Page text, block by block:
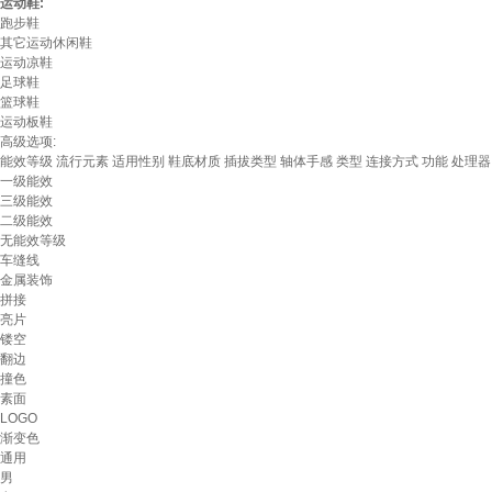
运动鞋:
跑步鞋
其它运动休闲鞋
运动凉鞋
足球鞋
篮球鞋
运动板鞋
高级选项:
能效等级 流行元素 适用性别 鞋底材质 插拔类型 轴体手感 类型 连接方式 功能 处理器
一级能效
三级能效
二级能效
无能效等级
车缝线
金属装饰
拼接
亮片
镂空
翻边
撞色
素面
LOGO
渐变色
通用
男